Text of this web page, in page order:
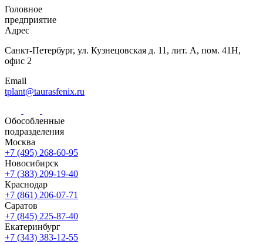
Головное
предприятие
Адрес
Санкт-Петербург, ул. Кузнецовская д. 11, лит. А, пом. 41Н,
офис 2
Email
tplant@taurasfenix.ru
Обособленные
подразделения
Москва
+7 (495) 268-60-95
Новосибирск
+7 (383) 209-19-40
Краснодар
+7 (861) 206-07-71
Саратов
+7 (845) 225-87-40
Екатеринбург
+7 (343) 383-12-55